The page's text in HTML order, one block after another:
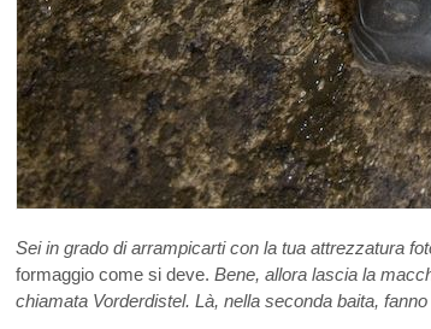
Sei in grado di arrampicarti con la tua attrezzatura
formaggio come si deve. Bene, allora lascia la
chiamata Vorderdistel. Là, nella seconda baita,